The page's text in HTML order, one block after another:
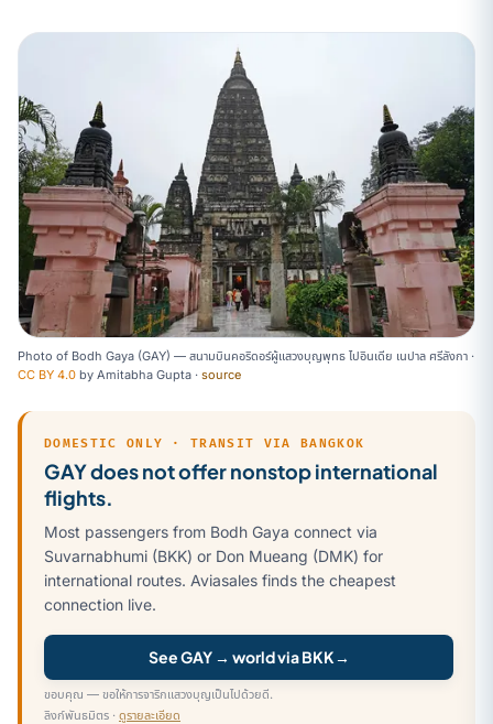
Photo of Bodh Gaya (GAY) — สนามบินคอริดอร์ผู้แสวงบุญพุทธ ไปอินเดีย เนปาล ศรีลังกา ·
CC BY 4.0 by Amitabha Gupta · source
DOMESTIC ONLY · TRANSIT VIA BANGKOK
GAY does not offer nonstop international
flights.
Most passengers from Bodh Gaya connect via
Suvarnabhumi (BKK) or Don Mueang (DMK) for
international routes. Aviasales finds the cheapest
connection live.
See GAY → world via BKK→
ขอบคุณ — ขอให้การจาริกแสวงบุญเป็นไปด้วยดี.
ลิงก์พันธมิตร · ดูรายละเอียด